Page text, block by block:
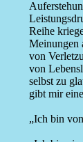
Reihe
Meinungen
von
von
selbst zu
gibt mir
„Ich bin